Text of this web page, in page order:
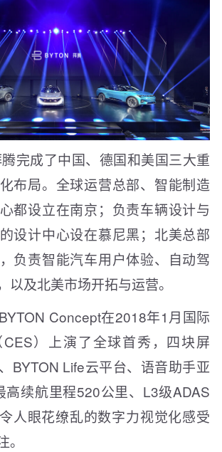
完成了中国、德国和美国三大重
布局。全球运营总部、智能制造
都设立在南京；负责车辆设计与
设计中心设在慕尼黑；北美总部
负责智能汽车用户体验、自动驾
以及北美市场开拓与运营。
Concept在2018年1月国际
）上演了全球首秀，四块屏
BYTON Life云平台、语音助手亚
高续航里程520公里、L3级ADAS
眼花缭乱的数字力视觉化感受